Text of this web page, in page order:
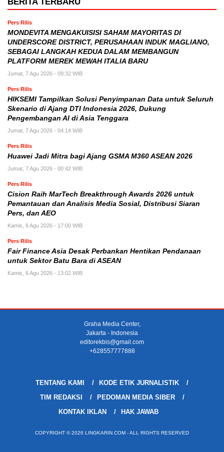
Pers Rilis
MONDEVITA MENGAKUISISI SAHAM MAYORITAS DI
UNDERSCORE DISTRICT, PERUSAHAAN INDUK MAGLIANO,
SEBAGAI LANGKAH KEDUA DALAM MEMBANGUN
PLATFORM MEREK MEWAH ITALIA BARU
Jumat, 7 Agu 2026 - 09:32 WIB
Pers Rilis
HIKSEMI Tampilkan Solusi Penyimpanan Data untuk Seluruh
Skenario di Ajang DTI Indonesia 2026, Dukung
Pengembangan AI di Asia Tenggara
Jumat, 7 Agu 2026 - 04:14 WIB
Pers Rilis
Huawei Jadi Mitra bagi Ajang GSMA M360 ASEAN 2026
Jumat, 7 Agu 2026 - 00:42 WIB
Pers Rilis
Cision Raih MarTech Breakthrough Awards 2026 untuk
Pemantauan dan Analisis Media Sosial, Distribusi Siaran
Pers, dan AEO
Kamis, 6 Agu 2026 - 17:00 WIB
Pers Rilis
Fair Finance Asia Desak Perbankan Hentikan Pendanaan
untuk Sektor Batu Bara di ASEAN
Kamis, 6 Agu 2026 - 13:02 WIB
Graha Media Center,
Jakarta - Indonesia
editorekbis@gmail.com
+628557777888
TENTANG KAMI
KODE ETIK JURNALISTIK
TIM REDAKSI
PEDOMAN MEDIA SIBER
KONTAK IKLAN
HAK JAWAB
COPYRIGHT © 2026 LINGKARIN.COM - ALL RIGHTS RESERVED